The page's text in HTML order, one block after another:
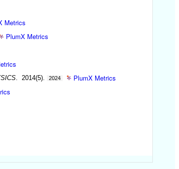
Metrics
PlumX Metrics
. 2014(5). 2024 PlumX Metrics